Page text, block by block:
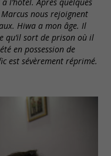
l’hôtel. Après quelques
nous rejoignent
Hiwa a mon âge. Il
qu’il sort de prison où il
en possession de
est sévèrement réprimé.